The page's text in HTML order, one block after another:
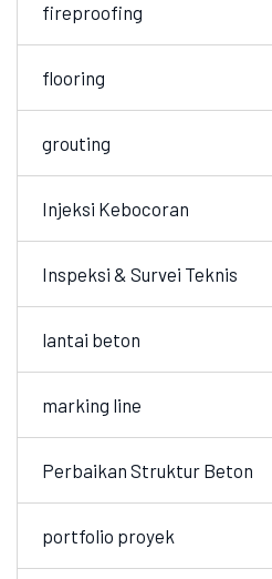
fireproofing
flooring
grouting
Injeksi Kebocoran
Inspeksi & Survei Teknis
lantai beton
marking line
Perbaikan Struktur Beton
portfolio proyek